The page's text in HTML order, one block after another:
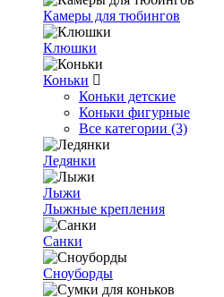
Камеры для тюбингов
Клюшки
Коньки
Коньки детские
Коньки фигурные
Все категории (3)
Ледянки
Лыжи
Лыжные крепления
Санки
Сноуборды